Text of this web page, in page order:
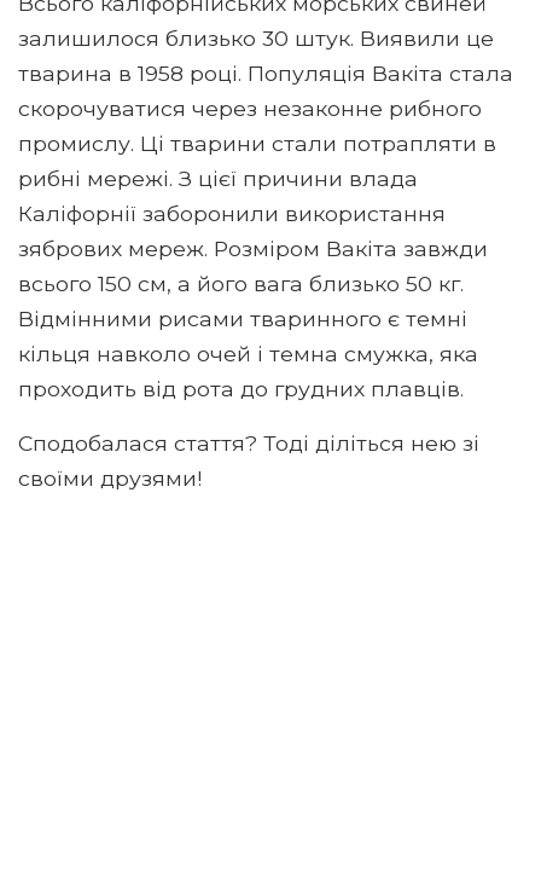
залишилося близько 30 штук. Виявили це
тварина в 1958 році. Популяція Вакіта стала
скорочуватися через незаконне рибного
промислу. Ці тварини стали потрапляти в
рибні мережі. З цієї причини влада
Каліфорнії заборонили використання
зябрових мереж. Розміром Вакіта завжди
всього 150 см, а його вага близько 50 кг.
Відмінними рисами тваринного є темні
кільця навколо очей і темна смужка, яка
проходить від рота до грудних плавців.
Сподобалася стаття? Тоді діліться нею зі
своїми друзями!